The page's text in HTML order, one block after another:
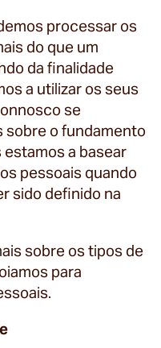
processar os
do que um
da finalidade
a utilizar os seus
se
sobre o fundamento
a basear
pessoais quando
sido definido na
sobre os tipos de
para